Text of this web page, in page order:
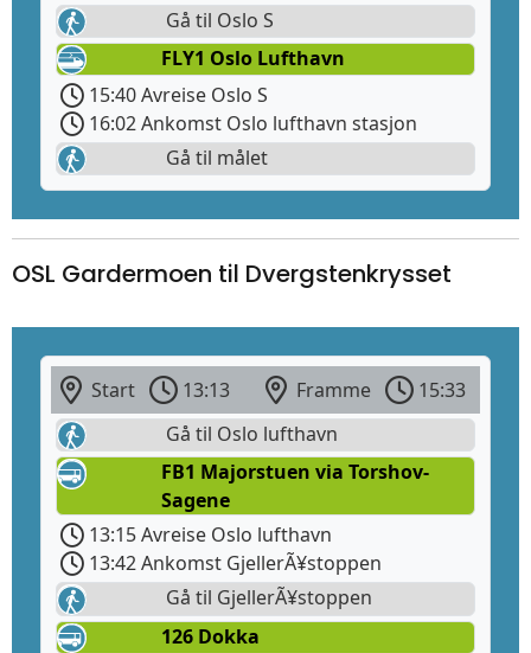
Gå til Oslo S
FLY1 Oslo Lufthavn
15:40 Avreise Oslo S
16:02 Ankomst Oslo lufthavn stasjon
Gå til målet
OSL Gardermoen til Dvergstenkrysset
Start 13:13 Framme
15:33
Gå til Oslo lufthavn
FB1 Majorstuen via Torshov-
Sagene
13:15 Avreise Oslo lufthavn
13:42 Ankomst GjellerÃ¥stoppen
Gå til GjellerÃ¥stoppen
126 Dokka